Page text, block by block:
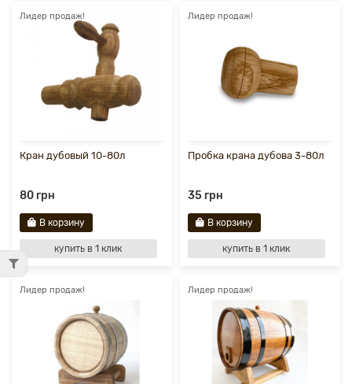
Лидер продаж!
Кран дубовый 10-80л
80 грн
В корзину
купить в 1 клик
Лидер продаж!
Пробка крана дубова 3-80л
35 грн
В корзину
купить в 1 клик
Лидер продаж! Лидер продаж!